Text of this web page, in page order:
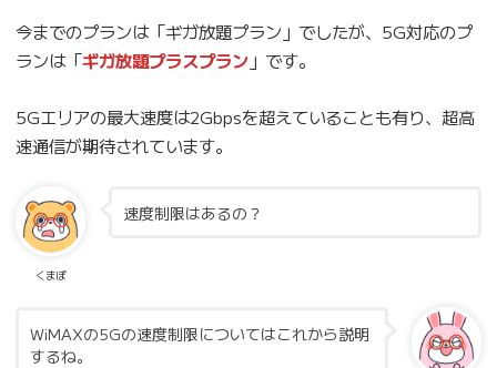
今までのプランは「ギガ放題プラン」でしたが、5G対応のプ
ランは「ギガ放題プラスプラン」です。
5Gエリアの最大速度は2Gbpsを超えていることも有り、超高
速通信が期待されています。
くまぽ
速度制限はあるの？
WiMAXの5Gの速度制限についてはこれから説明
するね。